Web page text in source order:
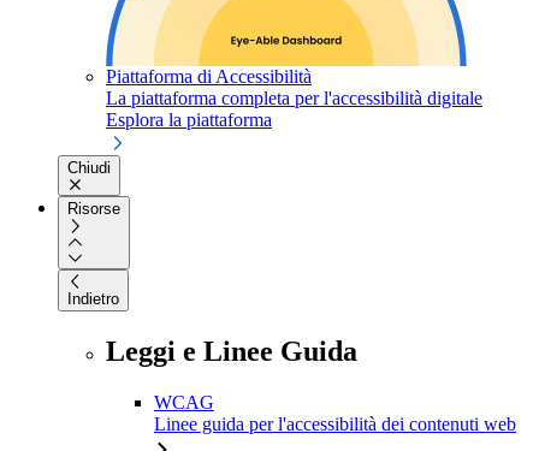
Piattaforma di Accessibilità
La piattaforma completa per l'accessibilità digitale
Esplora la piattaforma
Chiudi
Risorse
Indietro
Leggi e Linee Guida
WCAG
Linee guida per l'accessibilità dei contenuti web